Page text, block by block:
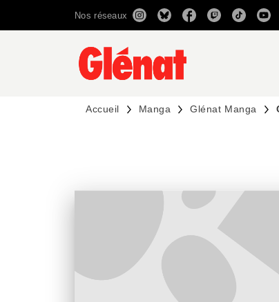
RECHERCHE
Nos réseaux
Accueil Manga Glénat Manga